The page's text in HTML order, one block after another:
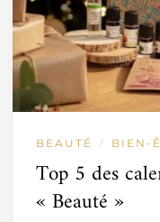
BEAUTÉ / BIEN-
Top 5 des
« Beauté »